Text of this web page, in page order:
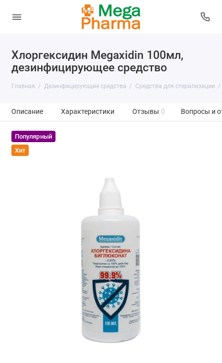
Хлоргексидин Megaxidin 100мл,
дезинфицирующее средство
Главная Дезинфицирующие средства Средства для стерилизации
Описание Характеристики Отзывы 0 Вопросы и
Популярный
Хит